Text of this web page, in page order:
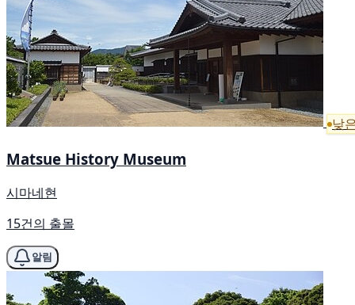
낮
Matsue History Museum
시마네현
15건의 출몰
알림